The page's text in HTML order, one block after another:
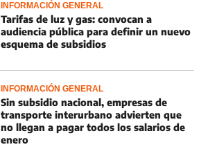
INFORMACIÓN GENERAL
Tarifas de luz y gas: convocan a
audiencia pública para definir un nuevo
esquema de subsidios
INFORMACIÓN GENERAL
Sin subsidio nacional, empresas de
transporte interurbano advierten que
no llegan a pagar todos los salarios de
enero